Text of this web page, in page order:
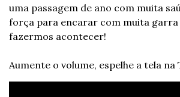
uma passagem de ano com muita
força para encarar com muita garra
fazermos acontecer!
Aumente o volume, espelhe a tela na